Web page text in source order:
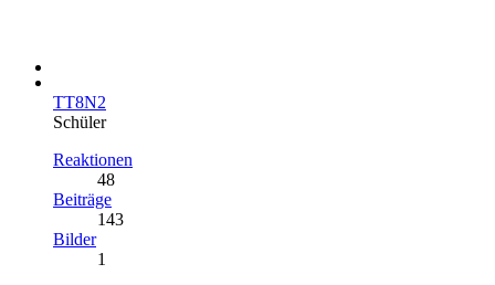
TT8N2
Schüler
Reaktionen
48
Beiträge
143
Bilder
1